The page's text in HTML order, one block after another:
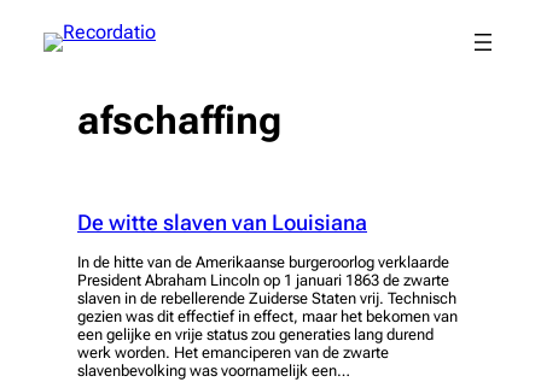
naar
afschaffing
De witte slaven van Louisiana
In de hitte van de Amerikaanse burgeroorlog verklaarde
President Abraham Lincoln op 1 januari 1863 de zwarte
slaven in de rebellerende Zuiderse Staten vrij. Technisch
gezien was dit effectief in effect, maar het bekomen van
een gelijke en vrije status zou generaties lang durend
werk worden. Het emanciperen van de zwarte
slavenbevolking was voornamelijk een…